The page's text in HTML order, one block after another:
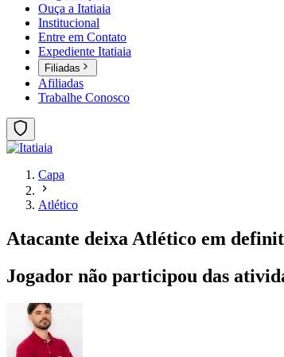
Ouça a Itatiaia
Institucional
Entre em Contato
Expediente Itatiaia
Filiadas
Afiliadas
Trabalhe Conosco
Capa
Atlético
Atacante deixa Atlético em
Jogador não participou das